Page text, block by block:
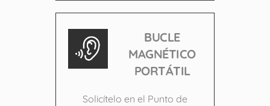
BUCLE
MAGNÉTICO
PORTÁTIL
Solicítelo en el Punto de